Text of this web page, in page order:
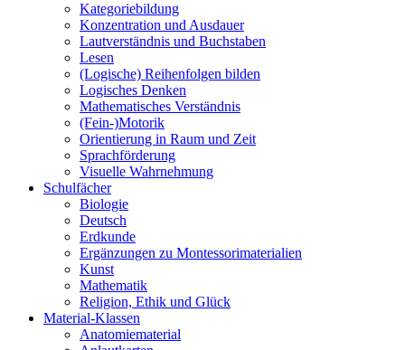
Kategoriebildung
Konzentration und Ausdauer
Lautverständnis und Buchstaben
Lesen
(Logische) Reihenfolgen bilden
Logisches Denken
Mathematisches Verständnis
(Fein-)Motorik
Orientierung in Raum und Zeit
Sprachförderung
Visuelle Wahrnehmung
Schulfächer
Biologie
Deutsch
Erdkunde
Ergänzungen zu Montessorimaterialien
Kunst
Mathematik
Religion, Ethik und Glück
Material-Klassen
Anatomiematerial